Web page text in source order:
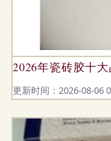
2026年瓷砖胶十
更新时间：2026-08-06